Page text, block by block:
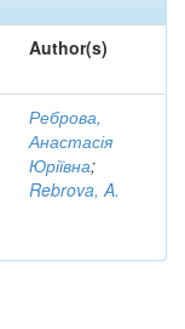
Author(s)
Реброва,
Анастасія
Юріївна;
Rebrova, A.